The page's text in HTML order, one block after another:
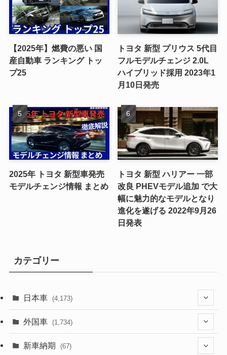
【2025年】燃費の悪い 国
産自動車 ランキング トッ
プ25
トヨタ 新型 プリウス 5代目
フルモデルチェンジ 2.0L
ハイブリッド採用 2023年1
月10日発売
2025年 トヨタ 新型車発売
モデルチェンジ情報 まとめ
トヨタ 新型 ハリアー 一部
改良 PHEVモデル追加 で大
幅に魅力的なモデルとなり
進化を遂げる 2022年9月26
日発表
カテゴリー
日本車 (4,173)
(1,321)
(329)
外国車 (1,734)
新車納期 (67)